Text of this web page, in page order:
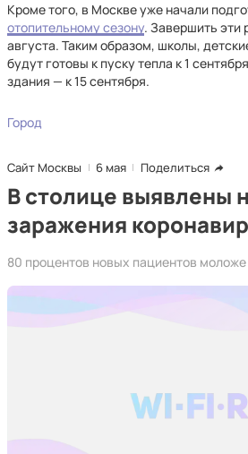
Кроме того, в Москве уже начали
отопительному сезону. Завершить эти
августа. Таким образом, школы,
будут готовы к пуску тепла к 1
здания — к 15 сентября.
Город
Сайт Москвы 6 мая Поделиться
В столице выявлены
заражения
80 процентов новых пациентов моложе